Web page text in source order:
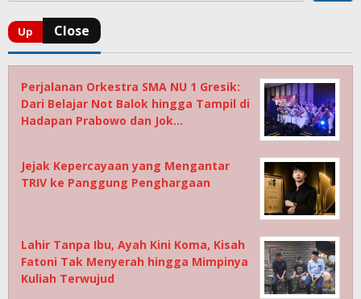
Perjalanan Orkestra SMA NU 1 Gresik:
Dari Belajar Not Balok hingga Tampil di
Hadapan Prabowo dan Jok…
Jejak Kepercayaan yang Mengantar
TRIV ke Panggung Penghargaan
Lahir Tanpa Ibu, Ayah Kini Koma, Kisah
Fatoni Tak Menyerah hingga Mimpinya
Kuliah Terwujud